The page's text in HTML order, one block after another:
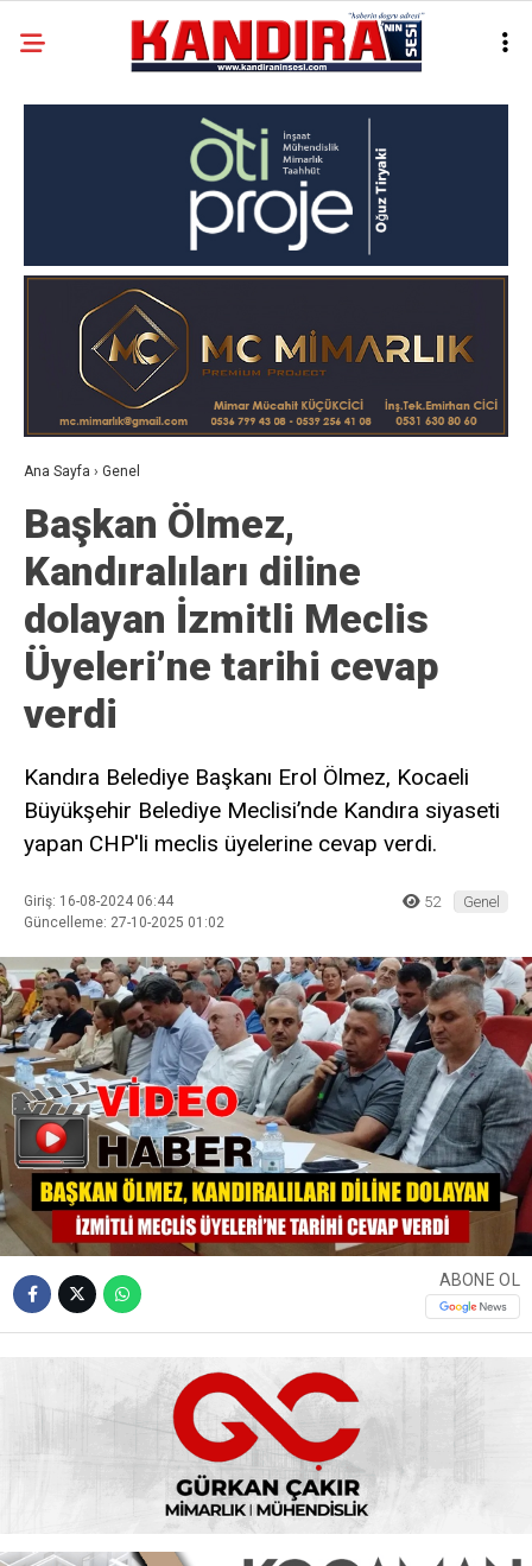
Ana Sayfa › Genel
Başkan Ölmez,
Kandıralıları diline
dolayan İzmitli Meclis
Üyeleri’ne tarihi cevap
verdi
Kandıra Belediye Başkanı Erol Ölmez, Kocaeli
Büyükşehir Belediye Meclisi’nde Kandıra siyaseti
yapan CHP'li meclis üyelerine cevap verdi.
Giriş: 16-08-2024 06:44
Güncelleme: 27-10-2025 01:02
52 Genel
ABONE OL